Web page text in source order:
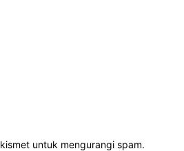
untuk mengurangi spam.